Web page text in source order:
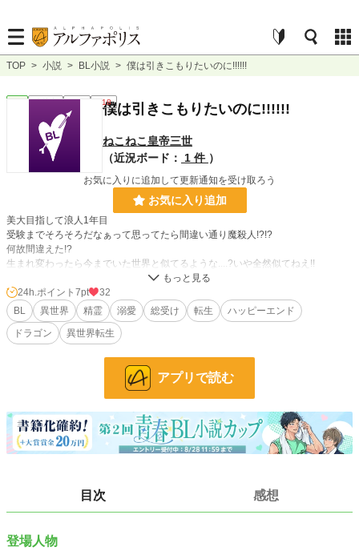
TOP > 小説 > BL小説 > 僕は引きこもりたいのに!!!!!!
連載中 長編 R18
僕は引きこもりたいのに!!!!!!
ねこねこ皇帝三世
（近況ボード：
1 件 ）
お気に入りに追加して更新通知を受け取ろう
お気に入り追加
美大目指して浪人1年目
受験までそろそろだなぁって思ってたら間違い通り魔殺人!?!?
何故間違えた!?
生まれ変わったら今までいた世界と似てるような....?いや全然似てねえ!!
外よくわかんないし怖い僕はひきこもりたいんだから!!!
好きなこと以外で動きたくない、、、ほぼ無気力で引きこもり気質の主人公のお
話
よろしくお願いします(＞人＜;)
37,163 位 / 228,619 件
BL 9,944 位 / 31,392 件
お気に入り 35
文字数 7,533
更新日時
24h.ポイント 7pt
32
BL
異世界 精霊 溺愛 総受け 転生
ハッピーエンド
ドラゴン
異世界転生
アプリで読む
目次 感想
登場人物